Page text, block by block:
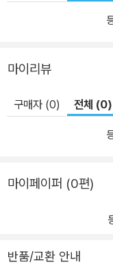
마이리뷰
구매자 (0) 전체 (0)
마이페이퍼 (0편)
반품/교환 안내